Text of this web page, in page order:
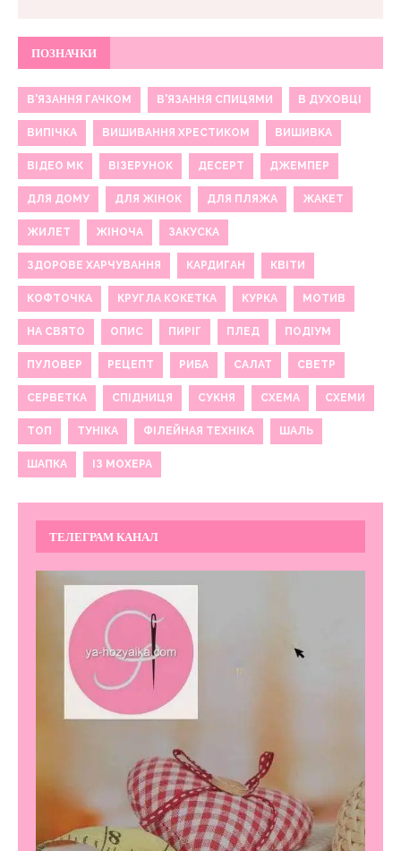
ПОЗНАЧКИ
В'ЯЗАННЯ ГАЧКОМ В'ЯЗАННЯ СПИЦЯМИ В ДУХОВЦІ
ВИПІЧКА ВИШИВАННЯ ХРЕСТИКОМ ВИШИВКА
ВІДЕО МК ВІЗЕРУНОК ДЕСЕРТ ДЖЕМПЕР
ДЛЯ ДОМУ ДЛЯ ЖІНОК ДЛЯ ПЛЯЖА ЖАКЕТ
ЖИЛЕТ ЖІНОЧА ЗАКУСКА
ЗДОРОВЕ ХАРЧУВАННЯ КАРДИГАН КВІТИ
КОФТОЧКА КРУГЛА КОКЕТКА КУРКА МОТИВ
НА СВЯТО ОПИС ПИРІГ ПЛЕД ПОДІУМ
ПУЛОВЕР РЕЦЕПТ РИБА САЛАТ СВЕТР
СЕРВЕТКА СПІДНИЦЯ СУКНЯ СХЕМА СХЕМИ
ТОП ТУНІКА ФІЛЕЙНАЯ ТЕХНІКА ШАЛЬ
ШАПКА ІЗ МОХЕРА
ТЕЛЕГРАМ КАНАЛ